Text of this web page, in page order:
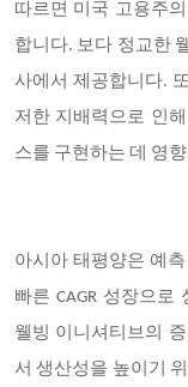
따르면 미국 고용주
합니다. 보다 정교한
사에서 제공합니다.
저한 지배력으로 인
스를 구현하는 데 영
아시아 태평양은 예
빠른 CAGR 성장으
웰빙 이니셔티브의
서 생산성을 높이기